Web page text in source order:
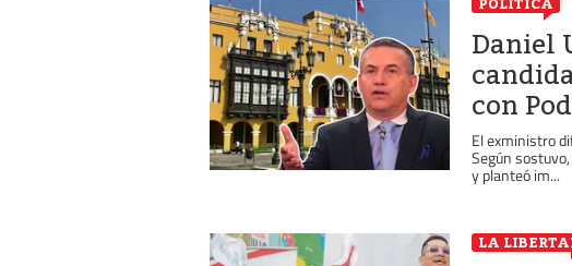
Daniel
con
El exministro
Según
y planteó im...
LA